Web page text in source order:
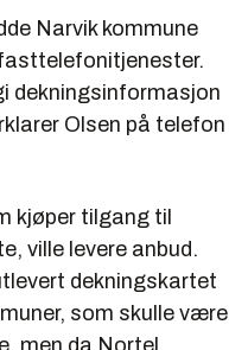
Narvik kommune
dekningsinformasjon
Olsen på telefon
kjøper tilgang til
ville levere anbud.
dekningskartet
som skulle være